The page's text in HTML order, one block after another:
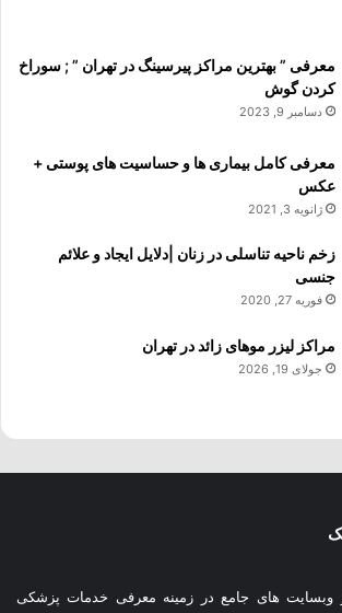
معرفی ” بهترین مراکز پیرسینگ در تهران ” ; سوراخ
کردن گوش
دسامبر 9, 2023
معرفی کامل بیماری ها و حساسیت های پوستی +
عکس
ژانویه 3, 2021
زخم ناحیه تناسلی در زنان |دلایل ایجاد و علائم
جنسی
فوریه 27, 2020
مراکز لیزر موهای زائد در تهران
جولای 19, 2026
وبسایت های جامع در زمینه معرفی خدمات پزشکی